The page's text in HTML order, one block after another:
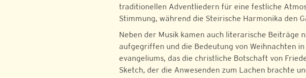
traditionellen Adventliedern für eine festliche
Stimmung, während die Steirische Harmonika den
Neben der Musik kamen auch literarische Beiträge
aufgegriffen und die Bedeutung von Weihnachten
evangeliums, das die christliche Botschaft von
Sketch, der die Anwesenden zum Lachen brachte